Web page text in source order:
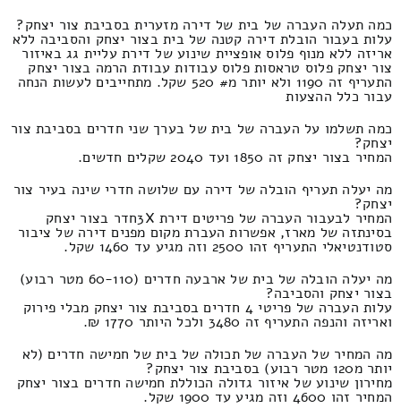
כמה תעלה העברה של בית של דירה מזערית בסביבת צור יצחק?
עלות בעבור הובלת דירה קטנה של בית בצור יצחק והסביבה ללא
אריזה ללא מנוף פלוס אופציית שינוע של דירת עליית גג באיזור
צור יצחק פלוס טראסות פלוס עבודות עבודת הרמה בצור יצחק
התעריף זה 1190 ולא יותר מ# 520 שקל. מתחייבים לעשות הנחה
עבור כלל ההצעות
כמה תשלמו על העברה של בית של בערך שני חדרים בסביבת צור
יצחק?
המחיר בצור יצחק זה 1850 ועד 2040 שקלים חדשים.
מה יעלה תעריף הובלה של דירה עם שלושה חדרי שינה בעיר צור
יצחק?
המחיר לבעבור העברה של פריטים דירת 3Xחדר בצור יצחק
בסינתזה של מארז, אפשרות העברת מקום מפנים דירה של ציבור
סטודנטיאלי התעריף זהו 2500 וזה מגיע עד 1460 שקל.
מה יעלה הובלה של בית של ארבעה חדרים (60-110 מטר רבוע)
בצור יצחק והסביבה?
עלות העברה של פריטי 4 חדרים בסביבת צור יצחק מבלי פירוק
ואריזה והנפה התעריף זה 3480 ולכל היותר 1770 ₪.
מה המחיר של העברה של תכולה של בית של חמישה חדרים (לא
יותר מ120 מטר רבוע) בסביבת צור יצחק?
מחירון שינוע של איזור גדולה הכוללת חמישה חדרים בצור יצחק
המחיר זהו 4600 וזה מגיע עד 1900 שקל.